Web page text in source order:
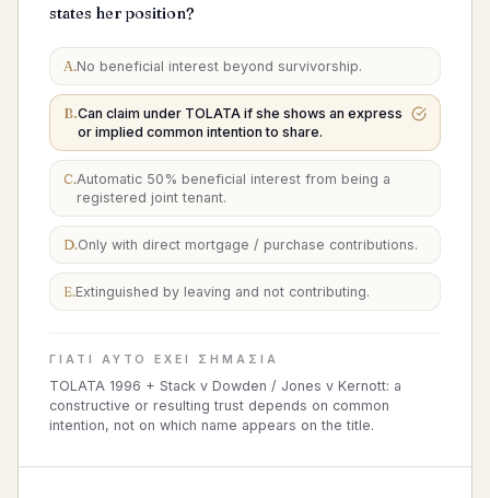
states her position?
A.No beneficial interest beyond survivorship.
B.Can claim under TOLATA if she shows an express
or implied common intention to share.
C.Automatic 50% beneficial interest from being a
registered joint tenant.
D.Only with direct mortgage / purchase contributions.
E.Extinguished by leaving and not contributing.
ΓΙΑΤΊ ΑΥΤΌ ΈΧΕΙ ΣΗΜΑΣΊΑ
TOLATA 1996 + Stack v Dowden / Jones v Kernott: a
constructive or resulting trust depends on common
intention, not on which name appears on the title.